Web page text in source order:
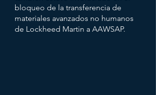
bloqueo de la transferencia de
materiales avanzados no humanos
de Lockheed Martin a AAWSAP.